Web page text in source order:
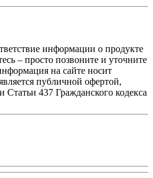
информации о продукте
– просто позвоните и уточните
на сайте носит
публичной офертой,
437 Гражданского кодекса